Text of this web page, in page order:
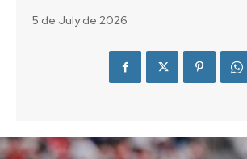
5 de July de 2026